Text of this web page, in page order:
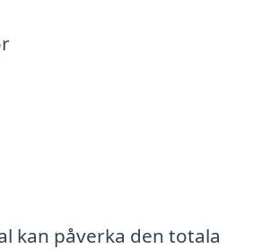
kan påverka den totala